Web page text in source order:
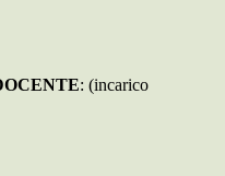
: (incarico